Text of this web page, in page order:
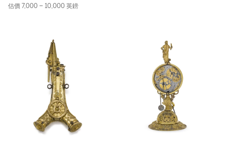
估價 7,000 – 10,000 英鎊